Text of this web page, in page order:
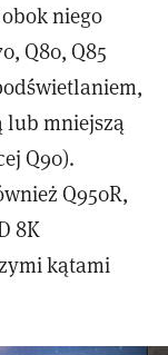
niego
Q80, Q85
lub mniejszą
Q90).
Q950R,
8K
kątami